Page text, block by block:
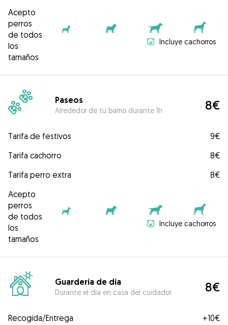
Acepto
perros
de todos
los
tamaños
Incluye cachorros
Paseos
Alrededor de tu barrio durante 1h 8€
Tarifa de festivos
9€
Tarifa cachorro
8€
Tarifa perro extra
8€
Acepto
perros
de todos
los
tamaños
Incluye cachorros
Guardería de día
Durante el día en casa del cuidador 8€
Recogida/Entrega +10€